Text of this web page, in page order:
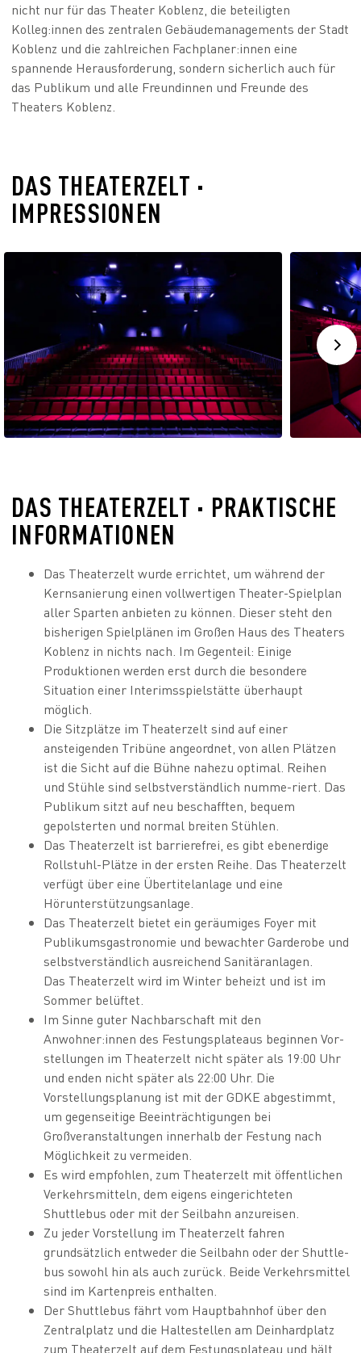
nicht nur für das Theater Koblenz, die beteiligten
Kolleg:innen des zentralen Gebäudemanagements der Stadt
Koblenz und die zahlreichen Fachplaner:innen eine
spannende Herausforderung, sondern sicherlich auch für
das Publikum und alle Freundinnen und Freunde des
Theaters Koblenz.
DAS THEATERZELT ·
IMPRESSIONEN
DAS THEATERZELT · PRAKTISCHE
INFORMATIONEN
Das Theaterzelt wurde errichtet, um während der
Kernsanierung einen vollwertigen Theater-Spielplan
aller Sparten anbieten zu können. Dieser steht den
bisherigen Spielplänen im Großen Haus des Theaters
Koblenz in nichts nach. Im Gegenteil: Einige
Produktionen werden erst durch die besondere
Situation einer Interimsspielstätte überhaupt
möglich.
Die Sitzplätze im Theaterzelt sind auf einer
ansteigenden Tribüne angeordnet, von allen Plätzen
ist die Sicht auf die Bühne nahezu optimal. Reihen
und Stühle sind selbstverständlich numme-riert. Das
Publikum sitzt auf neu beschafften, bequem
gepolsterten und normal breiten Stühlen.
Das Theaterzelt ist barrierefrei, es gibt ebenerdige
Rollstuhl-Plätze in der ersten Reihe. Das Theaterzelt
verfügt über eine Übertitelanlage und eine
Hörunterstützungsanlage.
Das Theaterzelt bietet ein geräumiges Foyer mit
Publikumsgastronomie und bewachter Garderobe und
selbstverständlich ausreichend Sanitäranlagen.
Das Theaterzelt wird im Winter beheizt und ist im
Sommer belüftet.
Im Sinne guter Nachbarschaft mit den
Anwohner:innen des Festungsplateaus beginnen Vor-
stellungen im Theaterzelt nicht später als 19:00 Uhr
und enden nicht später als 22:00 Uhr. Die
Vorstellungsplanung ist mit der GDKE abgestimmt,
um gegenseitige Beeinträchtigungen bei
Großveranstaltungen innerhalb der Festung nach
Möglichkeit zu vermeiden.
Es wird empfohlen, zum Theaterzelt mit öffentlichen
Verkehrsmitteln, dem eigens eingerichteten
Shuttlebus oder mit der Seilbahn anzureisen.
Zu jeder Vorstellung im Theaterzelt fahren
grundsätzlich entweder die Seilbahn oder der Shuttle-
bus sowohl hin als auch zurück. Beide Verkehrsmittel
sind im Kartenpreis enthalten.
Der Shuttlebus fährt vom Hauptbahnhof über den
Zentralplatz und die Haltestellen am Deinhardplatz
zum Theaterzelt auf dem Festungsplateau und hält